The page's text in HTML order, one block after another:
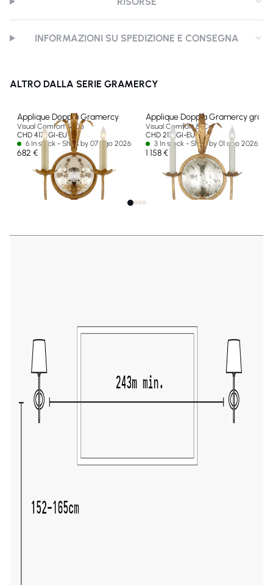
INFORMAZIONI SU SPEDIZIONE E CONSEGNA
ALTRO DALLA SERIE GRAMERCY
Applique Doppia Gramercy
Visual Comfort & Co
CHD 4175GI-EU
6 In stock - Ships by 07 ago 2026
682 €
Applique Doppia Gramercy
Visual Comfort & Co
CHD 2176GI-EU
3 In stock - Ships by 01 ago 2026
1 158 €